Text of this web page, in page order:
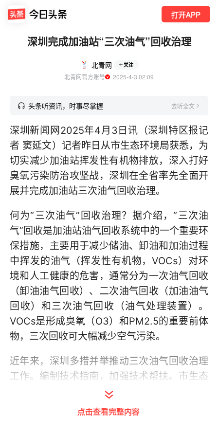
打开APP
深圳完成加油站“三次油气”回收治理
北青网 关注
北青网官方账号
  2025-4-3 02:09
头条听资讯，时事尽掌握 去听全文
深圳新闻网2025年4月3日讯（深圳特区报记
者 窦延文）记者昨日从市生态环境局获悉，为
切实减少加油站挥发性有机物排放，深入打好
臭氧污染防治攻坚战，深圳在全省率先全面开
展并完成加油站三次油气回收治理。
何为“三次油气”回收治理？据介绍，“三次油
气”回收是加油站油气回收系统中的一个重要环
保措施，主要用于减少储油、卸油和加油过程
中挥发的油气（挥发性有机物，VOCs）对环
境和人工健康的危害，通常分为一次油气回收
（卸油油气回收）、二次油气回收（加油油气
回收）和三次油气回收（油气处理装置）。
VOCs是形成臭氧（O3）和PM2.5的重要前体
物，三次回收可大幅减少空气污染。
近年来，深圳多措并举推动三次油气回收治理
工作。编制技术指南，加强技术帮扶。市生态
环境局组织专家编制《深圳市三次油气回收建
设技术指南》，为三次油气回收设施的设计、
点击查看完整内容